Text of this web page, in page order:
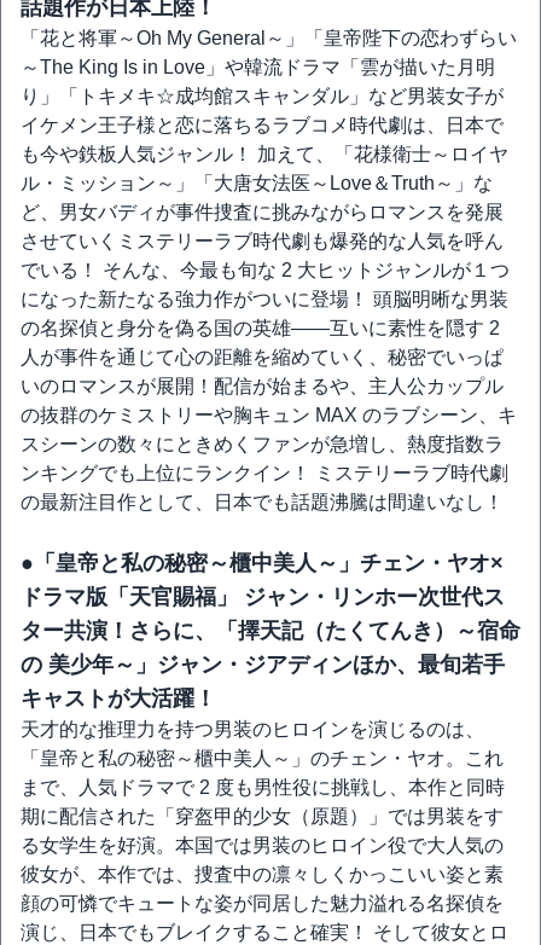
話題作が日本上陸！
「花と将軍～Oh My General～」「皇帝陛下の恋わずらい
～The King Is in Love」や韓流ドラマ「雲が描いた月明
り」「トキメキ☆成均館スキャンダル」など男装女子が
イケメン王子様と恋に落ちるラブコメ時代劇は、日本で
も今や鉄板人気ジャンル！ 加えて、「花様衛士～ロイヤ
ル・ミッション～」「大唐女法医～Love＆Truth～」な
ど、男女バディが事件捜査に挑みながらロマンスを発展
させていくミステリーラブ時代劇も爆発的な人気を呼ん
でいる！ そんな、今最も旬な 2 大ヒットジャンルが１つ
になった新たなる強力作がついに登場！ 頭脳明晰な男装
の名探偵と身分を偽る国の英雄――互いに素性を隠す 2
人が事件を通じて心の距離を縮めていく、秘密でいっぱ
いのロマンスが展開！配信が始まるや、主人公カップル
の抜群のケミストリーや胸キュン MAX のラブシーン、キ
スシーンの数々にときめくファンが急増し、熱度指数ラ
ンキングでも上位にランクイン！ ミステリーラブ時代劇
の最新注目作として、日本でも話題沸騰は間違いなし！
●「皇帝と私の秘密～櫃中美人～」チェン・ヤオ×
ドラマ版「天官賜福」 ジャン・リンホー次世代ス
ター共演！さらに、「擇天記（たくてんき）～宿命
の 美少年～」ジャン・ジアディンほか、最旬若手
キャストが大活躍！
天才的な推理力を持つ男装のヒロインを演じるのは、
「皇帝と私の秘密～櫃中美人～」のチェン・ヤオ。これ
まで、人気ドラマで 2 度も男性役に挑戦し、本作と同時
期に配信された「穿盔甲的少女（原題）」では男装をす
る女学生を好演。本国では男装のヒロイン役で大人気の
彼女が、本作では、捜査中の凛々しくかっこいい姿と素
顔の可憐でキュートな姿が同居した魅力溢れる名探偵を
演じ、日本でもブレイクすること確実！ そして彼女とロ